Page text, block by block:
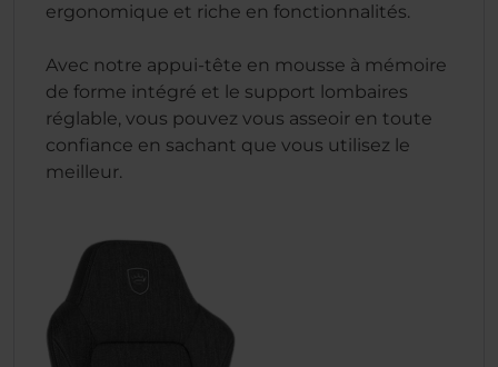
ergonomique et riche en fonctionnalités.
Avec notre appui-tête en mousse à mémoire
de forme intégré et le support lombaires
réglable, vous pouvez vous asseoir en toute
confiance en sachant que vous utilisez le
meilleur.